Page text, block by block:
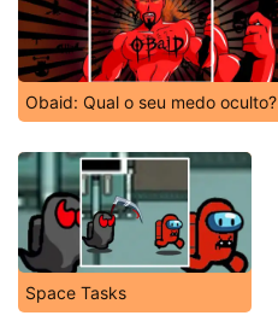
Obaid: Qual o seu medo oculto?
Space Tasks